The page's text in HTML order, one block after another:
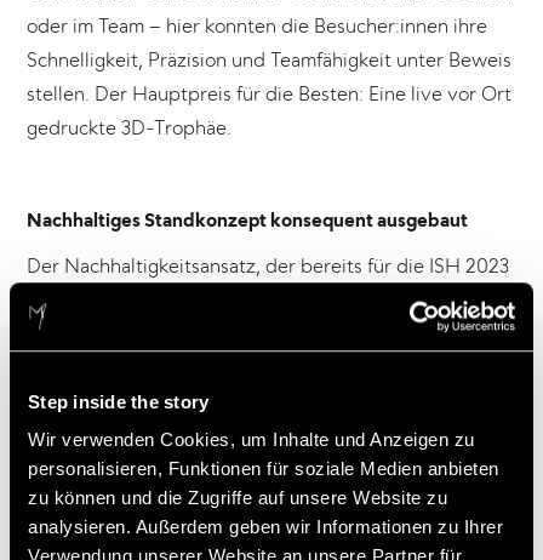
Step inside the story
Wir verwenden Cookies, um Inhalte und Anzeigen zu
personalisieren, Funktionen für soziale Medien anbieten
zu können und die Zugriffe auf unsere Website zu
analysieren. Außerdem geben wir Informationen zu Ihrer
oder im Team – hier konnten die Besucher:innen ihre
Schnelligkeit, Präzision und Teamfähigkeit unter Beweis
stellen. Der Hauptpreis für die Besten: Eine live vor Ort
gedruckte 3D-Trophäe.
Nachhaltiges Standkonzept konsequent ausgebaut
Der Nachhaltigkeitsansatz, der bereits für die ISH 2023
umgesetzt wurde, ist von Viessmann und Atelier
Markgraph für den Auftritt auf der diesjährigen ISH
standen ein geringer Materialeinsatz, ein neuer
modularer Baustandard und eine hohe
Wiederverwendungsquote nach dem 3R-Konzept
„Rethink, Reduce, Reuse“.
Für dieses Engagement wurde Viessmann Climate